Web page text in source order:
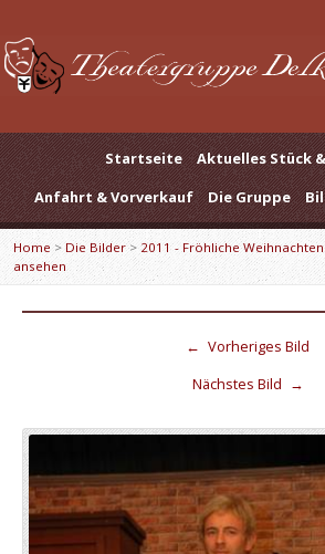
Startseite
Aktuelles Stück
Anfahrt & Vorverkauf
Die Gruppe
Home > Die Bilder> 2011 - Fröhliche
ansehen
← Vorheriges Bild
Nächstes Bild →